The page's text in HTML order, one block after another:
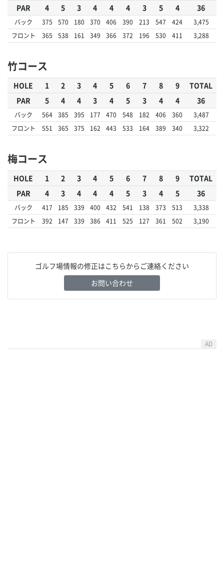
PAR
4 5 3 4 4 4 3 5 4 36
バック 375 570 180 370 406 390 213 547 424
3,475
フロント
365 538 161 349 366 372 196 530 411 3,288
竹コース
HOLE 1 2 3 4 5 6 7 8 9
TOTAL
PAR
5 4 4 3 4 5 3 4 4 36
バック 564 385 395 177 470 548 182 406 360
3,487
フロント
551 365 375 162 443 533 164 389 340 3,322
梅コース
HOLE 1 2 3 4 5 6 7 8 9
TOTAL
PAR
4 3 4 4 4 5 3 4 5 36
バック 417 185 339 400 432 541 138 373 513
3,338
フロント
392 147 339 386 411 525 127 361 502 3,190
ゴルフ場情報の修正はこちらからご連絡ください
お問い合わせ
AD